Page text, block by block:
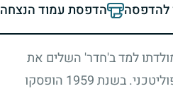
להדפסה הדפסת עמוד הנצחה
למד ב'חדר' השלים את
בשנת1959 הופסקו